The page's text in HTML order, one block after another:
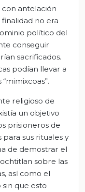
antelación
no era
político del
conseguir
sacrificados.
podían llevar a
religioso de
un objetivo
prisioneros de
sus rituales y
de demostrar el
sobre las
así como el
que esto